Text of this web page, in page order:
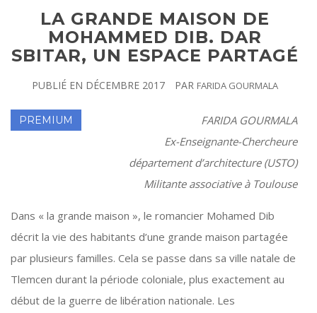
LA GRANDE MAISON DE
MOHAMMED DIB. DAR
SBITAR, UN ESPACE PARTAGÉ
PUBLIÉ EN DÉCEMBRE 2017 PAR FARIDA GOURMALA
FARIDA GOURMALA
Ex-Enseignante-Chercheure
département d’architecture (USTO)
Militante associative à Toulouse
Dans « la grande maison », le romancier Mohamed Dib
décrit la vie des habitants d’une grande maison partagée
par plusieurs familles. Cela se passe dans sa ville natale de
Tlemcen durant la période coloniale, plus exactement au
début de la guerre de libération nationale. Les